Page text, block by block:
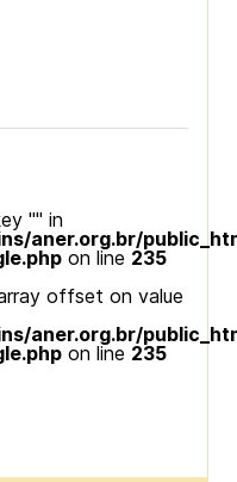
"" in
aner.org.br/
on line 235
offset on value
aner.org.br/
on line 235